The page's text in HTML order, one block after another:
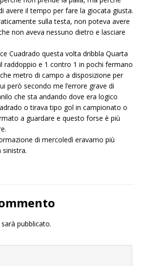
avere il tempo per fare la giocata giusta.
sulla testa, non poteva avere
non aveva nessuno dietro e lasciare
Cuadrado questa volta dribbla Quarta
raddoppio e 1 contro 1 in pochi fermano
metro di campo a disposizione per
però secondo me l’errore grave di
che sta andando dove era logico
o tirava tipo gol in campionato o
a guardare e questo forse è più
di mercoledì eravamo più
sinistra.
pubblicato.